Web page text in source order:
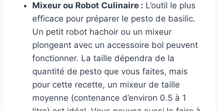
Mixeur ou Robot Culinaire : L’outil le plus
efficace pour préparer le pesto de basilic.
Un petit robot hachoir ou un mixeur
plongeant avec un accessoire bol peuvent
fonctionner. La taille dépendra de la
quantité de pesto que vous faites, mais
pour cette recette, un mixeur de taille
moyenne (contenance d’environ 0.5 à 1